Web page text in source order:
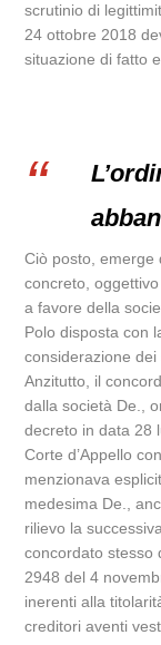
scrutinio di
24 ottobre 2018
situazione di fatto
Ciò posto, emerge
concreto,
a favore della
Polo disposta con
considerazione dei
Anzitutto, il
dalla società De.,
decreto in data 28
Corte d’Appello
menzionava
medesima De.,
rilievo la
concordato stesso
2948 del 4
inerenti alla
creditori aventi